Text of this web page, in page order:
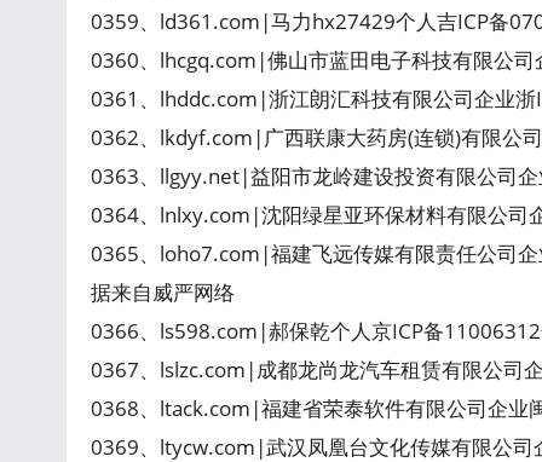
0359、ld361.com|马力hx27429个人吉ICP备
0360、lhcgq.com|佛山市蓝田电子科技有限公
0361、lhddc.com|浙江朗汇科技有限公司企业
0362、lkdyf.com|广西联康大药房(连锁)有限公
0363、llgyy.net|益阳市龙岭建设投资有限公司
0364、lnlxy.com|沈阳绿星亚环保材料有限公司
0365、loho7.com|福建飞远传媒有限责任公司
据来自威严网络
0366、ls598.com|郝保乾个人京ICP备
0367、lslzc.com|成都龙尚龙汽车租赁有限公司
0368、ltack.com|福建省荣泰软件有限公司企业
0369、ltycw.com|武汉凤凰台文化传媒有限公